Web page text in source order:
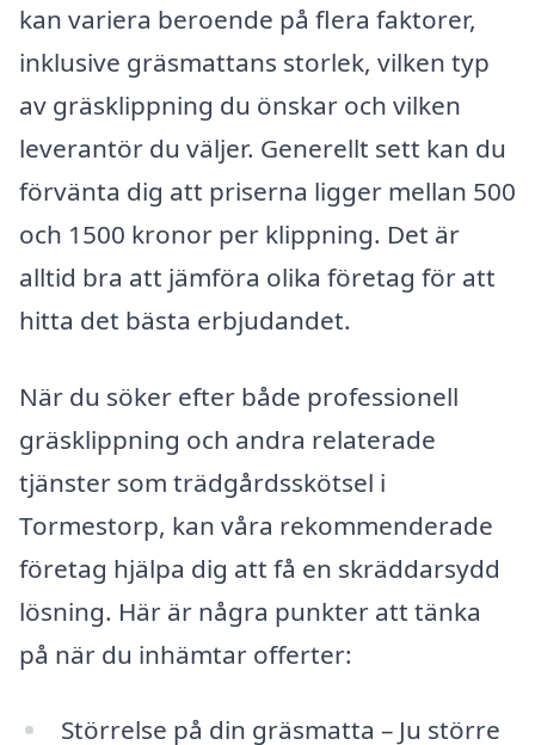
kan variera beroende på flera faktorer,
inklusive gräsmattans storlek, vilken typ
av gräsklippning du önskar och vilken
leverantör du väljer. Generellt sett kan du
förvänta dig att priserna ligger mellan 500
och 1500 kronor per klippning. Det är
alltid bra att jämföra olika företag för att
hitta det bästa erbjudandet.
När du söker efter både professionell
gräsklippning och andra relaterade
tjänster som trädgårdsskötsel i
Tormestorp, kan våra rekommenderade
företag hjälpa dig att få en skräddarsydd
lösning. Här är några punkter att tänka
på när du inhämtar offerter:
Störrelse på din gräsmatta – Ju större